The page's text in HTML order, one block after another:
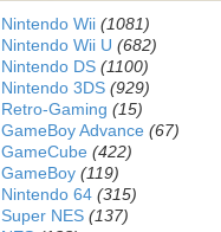
Nintendo Wii (1081)
Nintendo Wii U (682)
Nintendo DS (1100)
Nintendo 3DS (929)
Retro-Gaming (15)
GameBoy Advance (67)
GameCube (422)
GameBoy (119)
Nintendo 64 (315)
Super NES (137)